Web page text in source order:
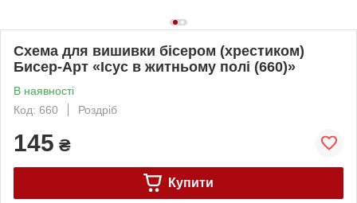
Схема для вишивки бісером (хрестиком)
Бисер-Арт «Ісус в житньому полі (660)»
В наявності
Код: 660
Роздріб
145 ₴
Купити